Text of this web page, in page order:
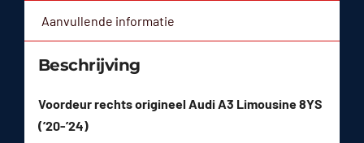
Aanvullende informatie
Beschrijving
Voordeur rechts origineel Audi A3 Limousine 8YS
(’20-’24)